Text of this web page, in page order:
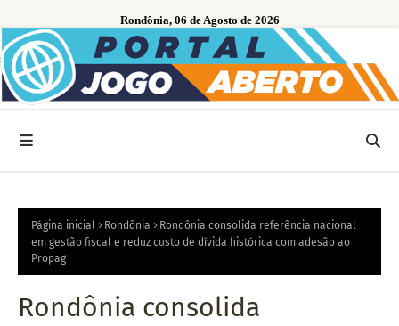
Rondônia, 06 de Agosto de 2026
Página inicial Rondônia
Rondônia consolida referência nacional
em gestão fiscal e reduz custo de dívida histórica com adesão ao
Propag
Rondônia consolida